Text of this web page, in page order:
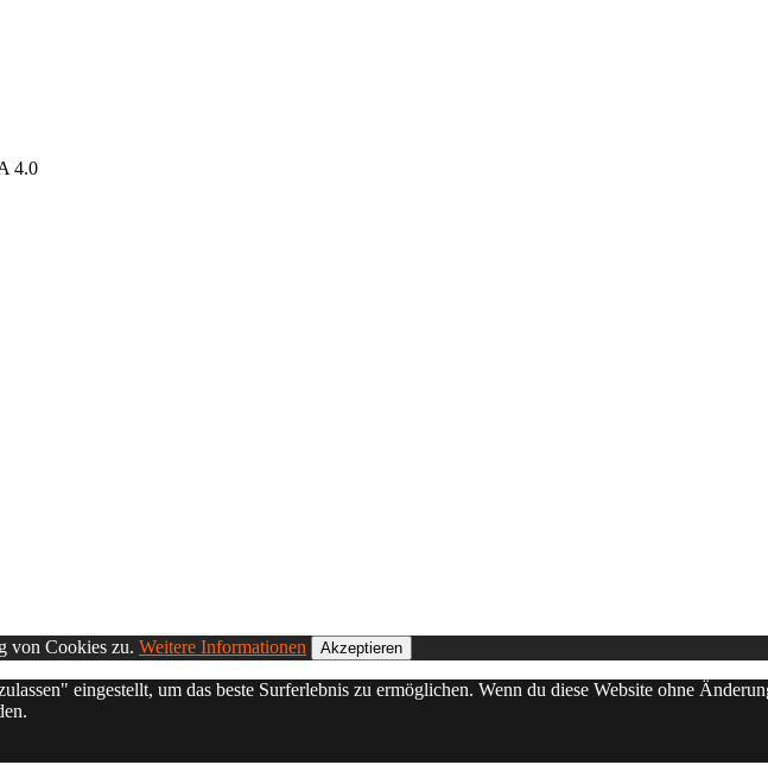
4.0
von Cookies zu. Weitere Informationen Akzeptieren
eingestellt, um das beste Surferlebnis zu ermöglichen. Wenn du diese Website ohne